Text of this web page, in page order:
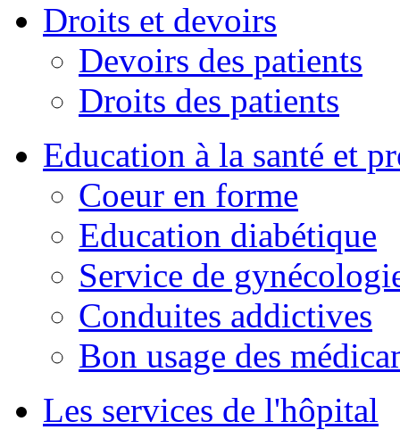
Droits et devoirs
Devoirs des patients
Droits des patients
Education à la santé et
Coeur en forme
Education diabétique
Service de
Conduites addictives
Bon usage des
Les services de l'hôpital